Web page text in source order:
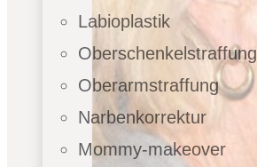
Labioplastik
Oberschenkelstraffung
Oberarmstraffung
Narbenkorrektur
Mommy-makeover